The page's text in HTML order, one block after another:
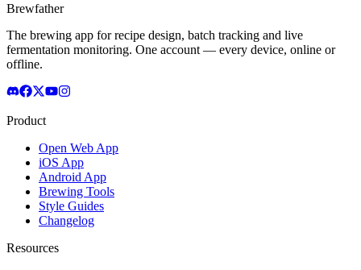
Brewfather
The brewing app for recipe design, batch tracking and live
fermentation monitoring. One account — every device, online or
offline.
Product
Open Web App
iOS App
Android App
Brewing Tools
Style Guides
Changelog
Resources